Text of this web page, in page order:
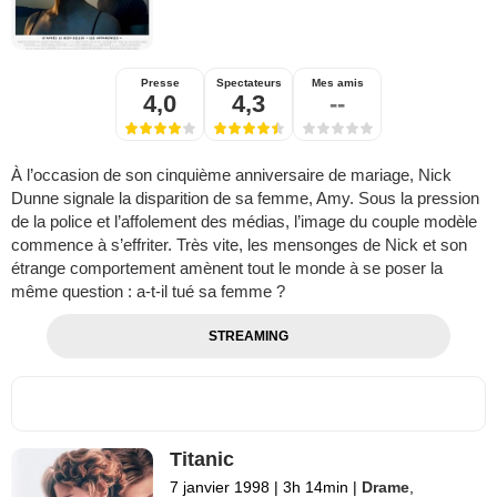
Presse
4,0
Spectateurs
4,3
Mes amis
--
À l’occasion de son cinquième anniversaire de mariage, Nick
Dunne signale la disparition de sa femme, Amy. Sous la pression
de la police et l’affolement des médias, l’image du couple modèle
commence à s’effriter. Très vite, les mensonges de Nick et son
étrange comportement amènent tout le monde à se poser la
même question : a-t-il tué sa femme ?
STREAMING
Titanic
7 janvier 1998 | 3h 14min | Drame